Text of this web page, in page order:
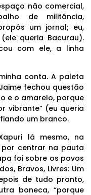
não comercial,
de militância,
um jornal; eu,
queria Bacurau).
com ele, a linha
conta. A paleta
fechou questão
e o amarelo, porque
vibrante” (eu queria
um branco.
lá mesmo, na
por centrar na pauta
foi sobre os povos
Bravos, Livres: Um
de tudo pronto,
boneca, “porque